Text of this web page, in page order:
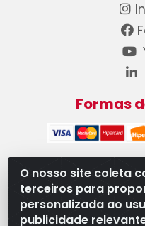
O nosso site coleta
terceiros para
personalizada ao
publicidade
Formas
WB Componentes
08.528.393/0001-12 -
Oeste Industrial,